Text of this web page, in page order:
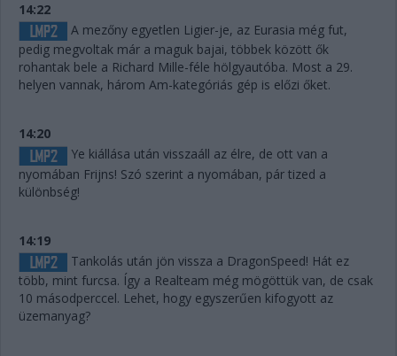
14:22
A mezőny egyetlen Ligier-je, az Eurasia még fut,
pedig megvoltak már a maguk bajai, többek között ők
rohantak bele a Richard Mille-féle hölgyautóba. Most a 29.
helyen vannak, három Am-kategóriás gép is előzi őket.
14:20
Ye kiállása után visszaáll az élre, de ott van a
nyomában Frijns! Szó szerint a nyomában, pár tized a
különbség!
14:19
Tankolás után jön vissza a DragonSpeed! Hát ez
több, mint furcsa. Így a Realteam még mögöttük van, de csak
10 másodperccel. Lehet, hogy egyszerűen kifogyott az
üzemanyag?